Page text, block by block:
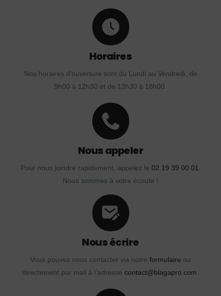
Horaires
Nos horaires d'ouverture sont du Lundi au Vendredi, de
9h00 à 12h30 et de 13h30 à 18h00.
Nous appeler
Pour nous joindre rapidement, appelez le 02 19 39 00 01.
Nous sommes à votre écoute !
Nous écrire
Vous pouvez nous contacter via notre formulaire ou
directement par mail à l'adresse contact@blagapro.com.